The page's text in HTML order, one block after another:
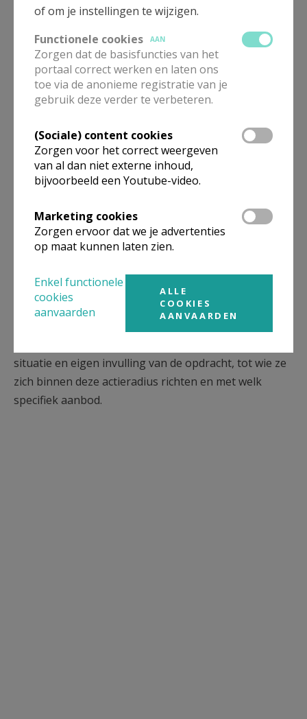
ontwikkelings- of veranderingsprocessen,
toekomstplannen, enz.
Individuele begeleiding is vooral
werkbegeleiding en supervisie en gebeurt
onder meer bij het opnemen van een nieuwe
groepen begeleidt of als aanvulling bij
groepsbegeleiding.
Begeleiding gebeurt in het kader van een leerproces
CCV in de regio’s
geregionaliseerde werking. Concreet betekent dit dat
het aanbod georganiseerd wordt vanuit acht
situatie en eigen invulling van de opdracht, tot wie ze
zich binnen deze actieradius richten en met welk
specifiek aanbod.
of om je instellingen te wijzigen.
Functionele cookies
AAN
Zorgen dat de basisfuncties van het
portaal correct werken en laten ons
toe via de anonieme registratie van je
gebruik deze verder te verbeteren.
(Sociale) content cookies
Zorgen voor het correct weergeven
van al dan niet externe inhoud,
bijvoorbeeld een Youtube-video.
Marketing cookies
Zorgen ervoor dat we je advertenties
op maat kunnen laten zien.
Enkel functionele
cookies
aanvaarden
ALLE
COOKIES
AANVAARDEN